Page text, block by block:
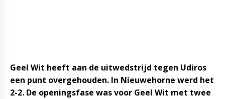
Geel Wit heeft aan de uitwedstrijd tegen Udiros
een punt overgehouden. In Nieuwehorne werd het
2-2. De openingsfase was voor Geel Wit met twee